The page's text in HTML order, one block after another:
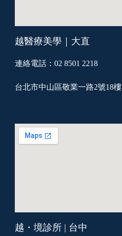
越醫療美學｜大直
連絡電話：02 8501 2218
台北市中山區敬業一路2號18樓
越・境診所 | 台中